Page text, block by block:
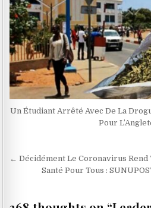
Un Étudiant Arrêté Avec De La
Pour
Navigation
← Décidément Le Coronavirus Rend
Santé Pour Tous :